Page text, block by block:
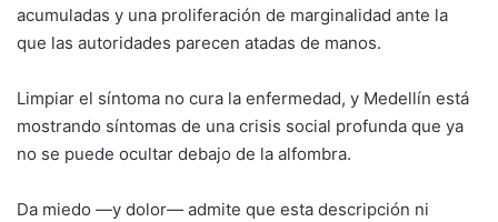
acumuladas y una proliferación de marginalidad ante la
que las autoridades parecen atadas de manos.
Limpiar el síntoma no cura la enfermedad, y Medellín está
mostrando síntomas de una crisis social profunda que ya
no se puede ocultar debajo de la alfombra.
Da miedo —y dolor— admite que esta descripción ni